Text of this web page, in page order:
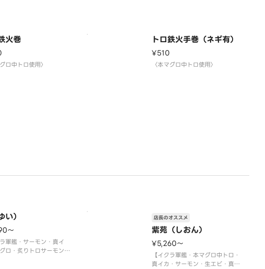
火巻
ロ中トロ使用〉
トロ鉄火手巻（ネギ有）
¥510
〈本マグロ中トロ使用〉
い）
〜
ラ軍艦・サーモン・真イ
ロ・炙りトロサーモン・
紫苑（しおん）
店長のオススメ
¥5,260〜
【イクラ軍艦・本マグロ中トロ・
真イカ・サーモン・生エビ・真